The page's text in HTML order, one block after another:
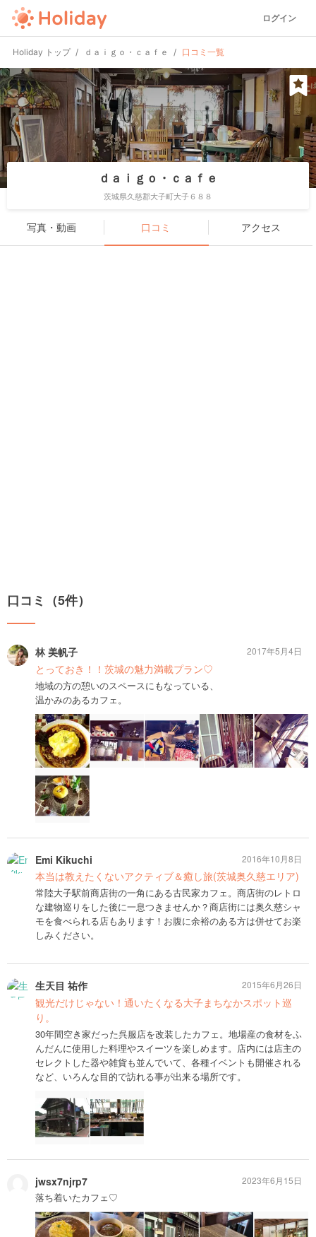
ログイン
Holiday トップ ｄａｉｇｏ・ｃａｆｅ 口コミ一覧
ｄａｉｇｏ・ｃａｆｅ
茨城県久慈郡大子町大子６８８
写真・動画 口コミ アクセス
口コミ（5件）
林 美帆子
とっておき！！茨城の魅力満載プラン♡
地域の方の憩いのスペースにもなっている、
温かみのあるカフェ。
2017年5月4日
Emi Kikuchi
本当は教えたくないアクティブ＆癒し旅(茨城奥久慈エリア)
常陸大子駅前商店街の一角にある古民家カフェ。商店街のレトロ
な建物巡りをした後に一息つきませんか？商店街には奥久慈シャ
モを食べられる店もあります！お腹に余裕のある方は併せてお楽
しみください。
2016年10月8日
生天目 祐作
観光だけじゃない！通いたくなる大子まちなかスポット巡
り。
30年間空き家だった呉服店を改装したカフェ。地場産の食材をふ
んだんに使用した料理やスイーツを楽しめます。店内には店主の
セレクトした器や雑貨も並んでいて、各種イベントも開催される
など、いろんな目的で訪れる事が出来る場所です。
2015年6月26日
jwsx7njrp7
落ち着いたカフェ♡
2023年6月15日